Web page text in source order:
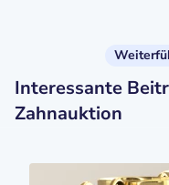
Interessante
Zahnauktion